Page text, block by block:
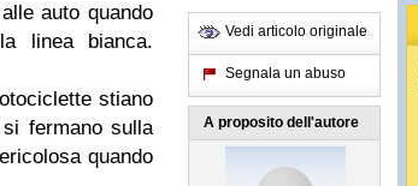
auto quando
linea bianca.
stiano
fermano sulla
quando
Vedi articolo originale
Segnala un abuso
A proposito dell'autore